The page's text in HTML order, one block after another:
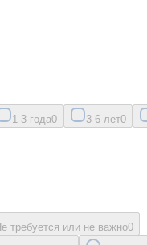
1-3 года0 3-6 лет0
требуется или не важно0